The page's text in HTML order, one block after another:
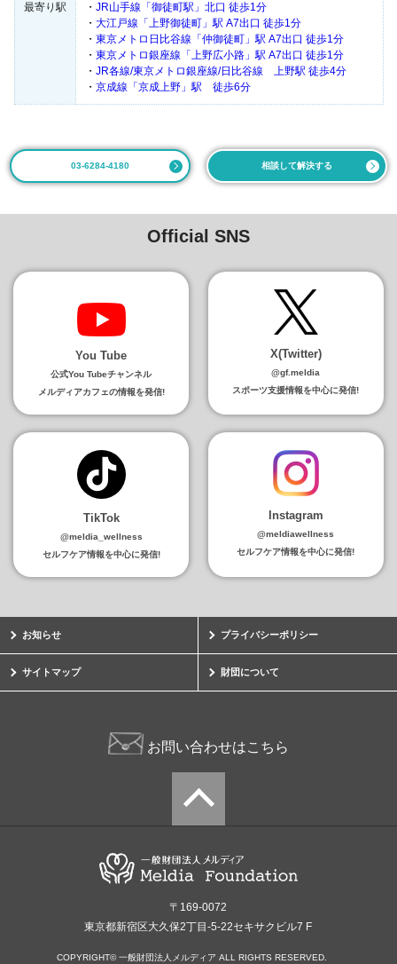
最寄り駅
・ JR山手線「御徒町駅」北口 徒歩1分
・ 大江戸線「上野御徒町」駅 A7出口 徒歩1分
・ 東京メトロ日比谷線「仲御徒町」駅 A7出口 徒歩1分
・ 東京メトロ銀座線「上野広小路」駅 A7出口 徒歩1分
・ JR各線/東京メトロ銀座線/日比谷線 上野駅 徒歩4分
・ 京成線「京成上野」駅 徒歩6分
03-6284-4180 相談して解決する
Official SNS
You Tube
公式You Tubeチャンネル
メルディアカフェの情報を発信!
X(Twitter)
@gf.meldia
スポーツ支援情報を中心に発信!
TikTok
@meldia_wellness
セルフケア情報を中心に発信!
Instagram
@meldiawellness
セルフケア情報を中心に発信!
お知らせ プライバシーポリシー
サイトマップ 財団について
お問い合わせはこちら
〒169-0072
東京都新宿区大久保2丁目-5-22セキサクビル7 F
COPYRIGHT© 一般財団法人メルディア ALL RIGHTS RESERVED.